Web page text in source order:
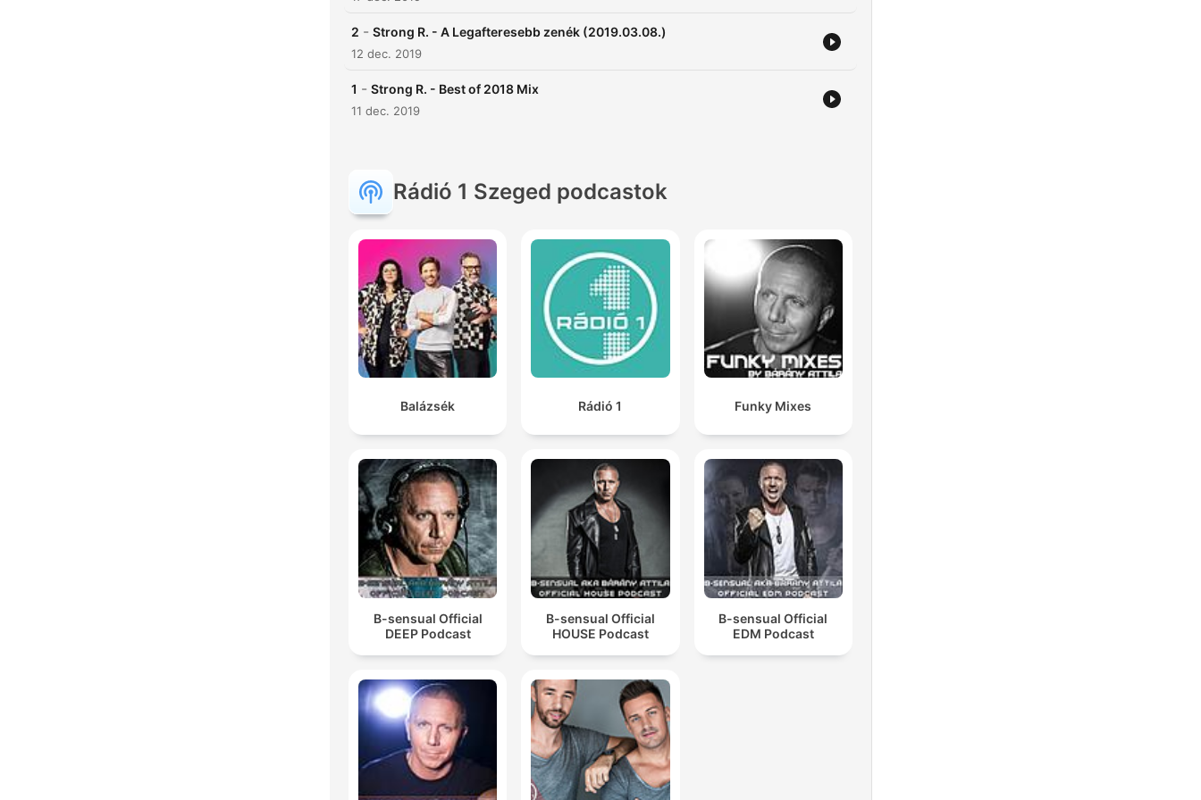
2 - Strong R. - A Legafteresebb zenék (2019.03.08.)
12 dec. 2019
1 - Strong R. - Best of 2018 Mix
11 dec. 2019
Rádió 1 Szeged podcastok
Balázsék Rádió 1 Funky Mixes
B-sensual Official
DEEP Podcast
B-sensual Official
HOUSE Podcast
B-sensual Official
EDM Podcast